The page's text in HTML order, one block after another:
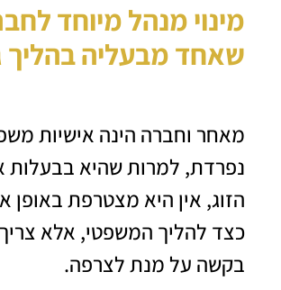
מינוי מנהל מיוחד
שאחד מבעליה בהליך
מאחר וחברה הינה אישיות
נפרדת, למרות שהיא בבעלות
הזוג, אין היא מצטרפת באופן
כצד להליך המשפטי, אלא
בקשה על מנת לצרפה.